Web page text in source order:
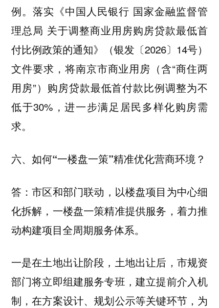
例。落实《中国人民银行 国家金融监督管
理总局 关于调整商业用房购房贷款最低首
付比例政策的通知》（银发〔2026〕14号）
文件要求，将南京市商业用房（含“商住两
用房”）购房贷款最低首付款比例调整为不
低于30%，进一步满足居民多样化购房需
求。
六、如何“一楼盘一策”精准优化营商环境？
答：市区和部门联动，以楼盘项目为中心细
化拆解，一楼盘一策精准提供服务，着力推
动构建项目全周期服务体系。
一是在土地出让阶段，土地出让后，市规资
部门将立即组建服务专班，建立提前介入机
制，在方案设计、规划公示等关键环节，为